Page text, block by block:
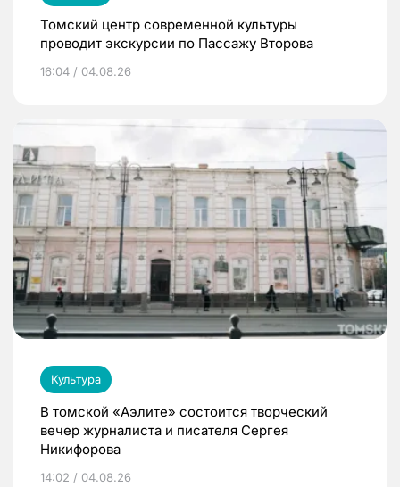
Томский центр современной культуры
проводит экскурсии по Пассажу Второва
16:04 / 04.08.26
Культура
В томской «Аэлите» состоится творческий
вечер журналиста и писателя Сергея
Никифорова
14:02 / 04.08.26